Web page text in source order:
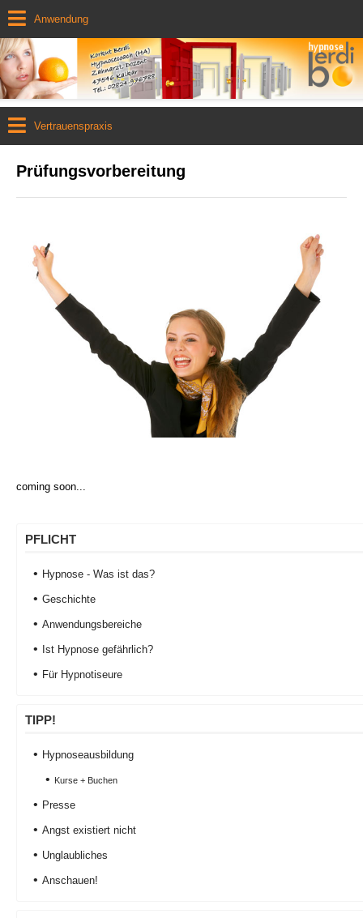
Anwendung
Vertrauenspraxis
Prüfungsvorbereitung
coming soon...
PFLICHT
Hypnose - Was ist das?
Geschichte
Anwendungsbereiche
Ist Hypnose gefährlich?
Für Hypnotiseure
TIPP!
Hypnoseausbildung
Kurse + Buchen
Presse
Angst existiert nicht
Unglaubliches
Anschauen!